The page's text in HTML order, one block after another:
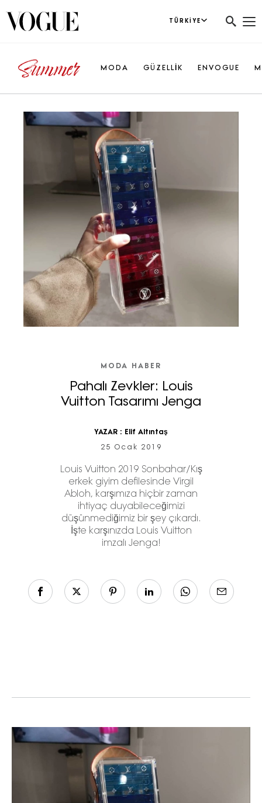
TÜRKIYE
MODA GÜZELLİK ENVOGUE
MODA HABER
Pahalı Zevkler: Louis
Vuitton Tasarımı Jenga
YAZAR : Elif Altıntaş
25 Ocak 2019
Louis Vuitton 2019 Sonbahar/Kış
erkek giyim defilesinde Virgil
Abloh, karşımıza hiçbir zaman
ihtiyaç duyabileceğimizi
düşünmediğimiz bir şey çıkardı.
İşte karşınızda Louis Vuitton
imzalı Jenga!